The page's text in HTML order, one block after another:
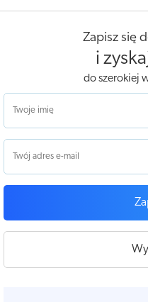
Zapisz się
i
do szerokiej